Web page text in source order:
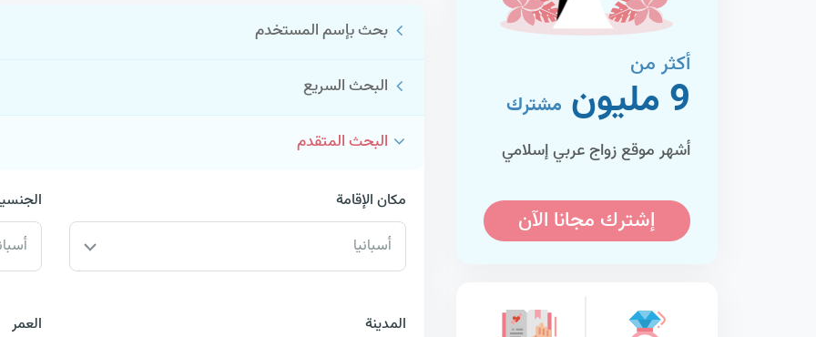
أكثر من
9 مليون مشترك
أشهر موقع زواج عربي إسلامي
إشترك مجانا الآن
بحث بإسم المستخدم
البحث السريع
البحث المتقدم
مكان الإقامة
أسبانيا
المدينة
العمر